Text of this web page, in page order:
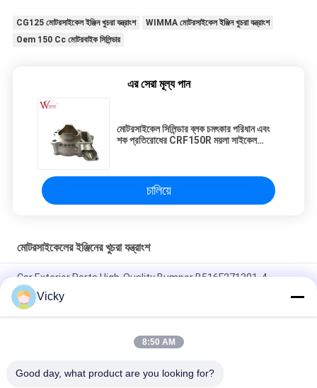
CG125 মোটরসাইকেল ইঞ্জিন খুচরা যন্ত্রাংশ
WIMMA মোটরসাইকেল ইঞ্জিন খুচরা যন্ত্রাংশ
Oem 150 Cc মোটরবাইক সিলিন্ডার
এর সেরা মূল্য পান
মোটরসাইকেল সিলিন্ডার ব্লক চমৎকার পরিধান এবং
শক প্রতিরোধের CRF150R ময়লা সাইকেল
চালিয়ে
মোটরসাইকেলের ইঞ্জিনের খুচরা যন্ত্রাংশ
Car Exterior Parts High-Quality Bumper B516F271301-4
CHANAN OSHAN​ Z6 Starry White
স্টার্টার মোটর হন্ডা EX5 মোটরসাইকেল ইঞ্জিন খুচরা যন্ত্রাংশ সস্তা পাইকারি উচ্চ পারফরম্যান্স
Vicky
8:50 AM
Good day, what product are you looking for?